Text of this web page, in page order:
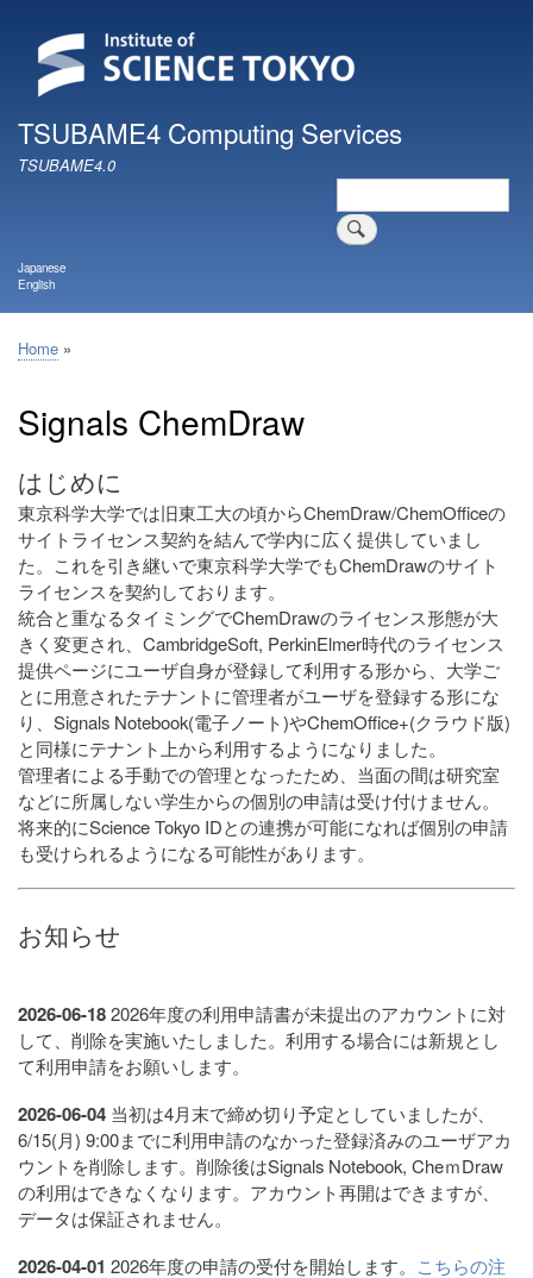
main
TSUBAME4 Computing Services
TSUBAME4.0
Search
Japanese
English
Breadcrumb
Home
Signals ChemDraw
はじめに
東京科学大学では旧東工大の頃からChemDraw/ChemOfficeの
サイトライセンス契約を結んで学内に広く提供していまし
た。これを引き継いで東京科学大学でもChemDrawのサイト
ライセンスを契約しております。
統合と重なるタイミングでChemDrawのライセンス形態が大
きく変更され、CambridgeSoft, PerkinElmer時代のライセンス
提供ページにユーザ自身が登録して利用する形から、大学ご
とに用意されたテナントに管理者がユーザを登録する形にな
り、Signals Notebook(電子ノート)やChemOffice+(クラウド版)
と同様にテナント上から利用するようになりました。
管理者による手動での管理となったため、当面の間は研究室
などに所属しない学生からの個別の申請は受け付けません。
将来的にScience Tokyo IDとの連携が可能になれば個別の申請
も受けられるようになる可能性があります。
お知らせ
2026-06-182026年度の利用申請書が未提出のアカウントに対
して、削除を実施いたしました。利用する場合には新規とし
て利用申請をお願いします。
2026-06-04 当初は4月末で締め切り予定としていましたが、
6/15(月) 9:00までに利用申請のなかった登録済みのユーザアカ
ウントを削除します。削除後はSignals Notebook, CheｍDraw
の利用はできなくなります。アカウント再開はできますが、
データは保証されません。
2026-04-01 2026年度の申請の受付を開始します。 こちらの注